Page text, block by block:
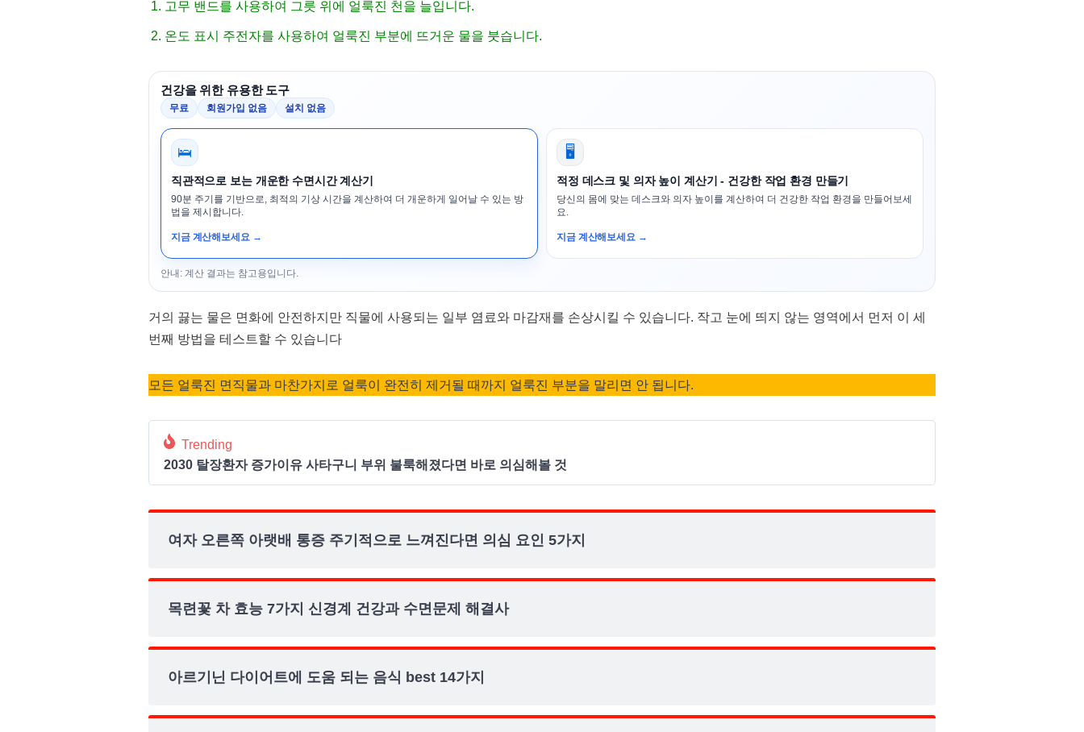
고무 밴드를 사용하여 그릇 위에 얼룩진 천을 늘입니다.
온도 표시 주전자를 사용하여 얼룩진 부분에 뜨거운 물을 붓습니다.
건강을 위한 유용한 도구
무료 회원가입 없음 설치 없음
🛌
직관적으로 보는 개운한 수면시간 계산기
90분 주기를 기반으로, 최적의 기상 시간을 계산하여 더 개운하게 일어날 수 있는 방
법을 제시합니다.
지금 계산해보세요 →
🖥️
적정 데스크 및 의자 높이 계산기 - 건강한 작업 환경 만들기
당신의 몸에 맞는 데스크와 의자 높이를 계산하여 더 건강한 작업 환경을 만들어보세
요.
지금 계산해보세요 →
안내: 계산 결과는 참고용입니다.
거의 끓는 물은 면화에 안전하지만 직물에 사용되는 일부 염료와 마감재를 손상시킬 수 있습니다. 작고 눈에 띄지 않는 영역에서 먼저 이 세
번째 방법을 테스트할 수 있습니다
모든 얼룩진 면직물과 마찬가지로 얼룩이 완전히 제거될 때까지 얼룩진 부분을 말리면 안 됩니다.
Trending
2030 탈장환자 증가이유 사타구니 부위 불룩해졌다면 바로 의심해볼 것
여자 오른쪽 아랫배 통증 주기적으로 느껴진다면 의심 요인 5가지
목련꽃 차 효능 7가지 신경계 건강과 수면문제 해결사
아르기닌 다이어트에 도움 되는 음식 best 14가지